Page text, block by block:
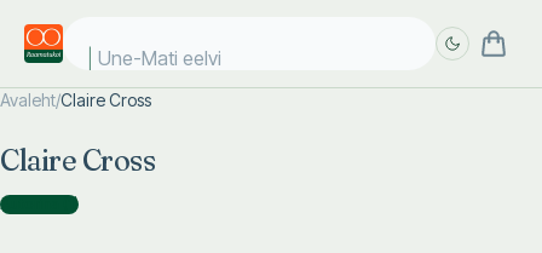
Une-Mati eelvii
Avaleht/Claire Cross
Claire Cross
Autorina )